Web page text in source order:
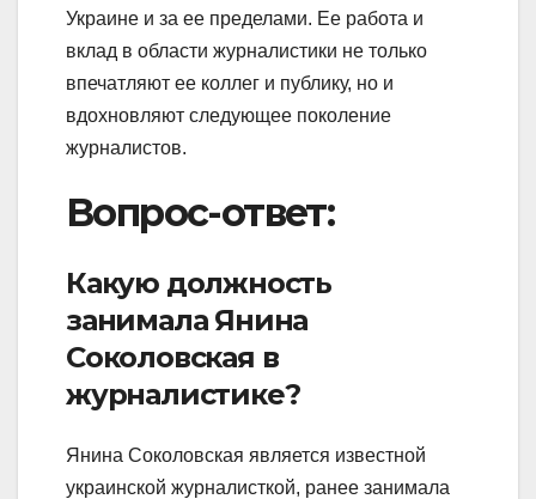
Украине и за ее пределами. Ее работа и
вклад в области журналистики не только
впечатляют ее коллег и публику, но и
вдохновляют следующее поколение
журналистов.
Вопрос-ответ:
Какую должность
занимала Янина
Соколовская в
журналистике?
Янина Соколовская является известной
украинской журналисткой, ранее занимала